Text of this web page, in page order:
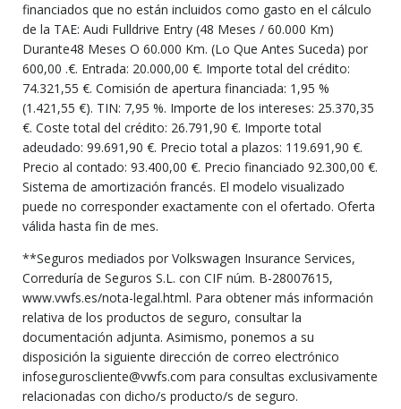
financiados que no están incluidos como gasto en el cálculo
de la TAE: Audi Fulldrive Entry (48 Meses / 60.000 Km)
Durante48 Meses O 60.000 Km. (Lo Que Antes Suceda) por
600,00 .€. Entrada: 20.000,00 €. Importe total del crédito:
74.321,55 €. Comisión de apertura financiada: 1,95 %
(1.421,55 €). TIN: 7,95 %. Importe de los intereses: 25.370,35
€. Coste total del crédito: 26.791,90 €. Importe total
adeudado: 99.691,90 €. Precio total a plazos: 119.691,90 €.
Precio al contado: 93.400,00 €. Precio financiado 92.300,00 €.
Sistema de amortización francés. El modelo visualizado
puede no corresponder exactamente con el ofertado. Oferta
válida hasta fin de mes.
**Seguros mediados por Volkswagen Insurance Services,
Correduría de Seguros S.L. con CIF núm. B-28007615,
www.vwfs.es/nota-legal.html. Para obtener más información
relativa de los productos de seguro, consultar la
documentación adjunta. Asimismo, ponemos a su
disposición la siguiente dirección de correo electrónico
infoseguroscliente@vwfs.com para consultas exclusivamente
relacionadas con dicho/s producto/s de seguro.